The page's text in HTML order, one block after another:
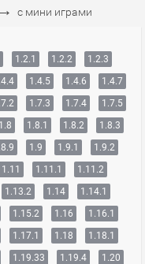
→ с мини играми
1.2.1 1.2.2
1.2.3
1.4.5 1.4.6
1.4.7
1.7.3 1.7.4
1.7.5
1.8 1.8.1 1.8.2
1.8.3
1.9 1.9.1
1.9.2
1.11 1.11.1
1.11.2
1.13.2 1.14
1.14.1
1.15.2 1.16
1.16.1
1.17.1 1.18
1.18.1
1.19.33 1.19.4
1.20